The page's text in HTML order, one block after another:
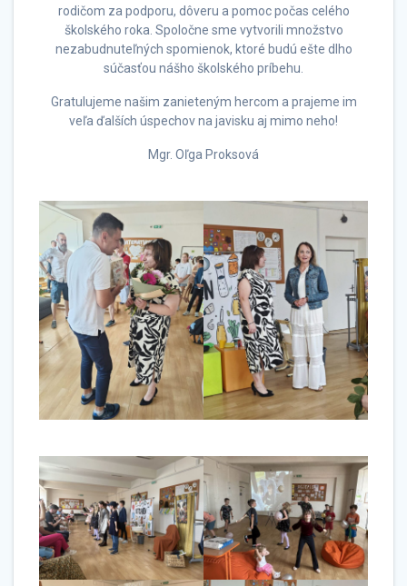
rodičom za podporu, dôveru a pomoc počas celého
školského roka. Spoločne sme vytvorili množstvo
nezabudnuteľných spomienok, ktoré budú ešte dlho
súčasťou nášho školského príbehu.
Gratulujeme našim zanieteným hercom a prajeme im
veľa ďalších úspechov na javisku aj mimo neho!
Mgr. Oľga Proksová